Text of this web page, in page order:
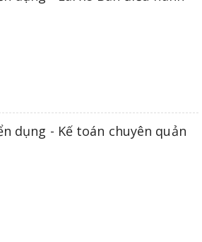
dụng - Kế toán chuyên quản